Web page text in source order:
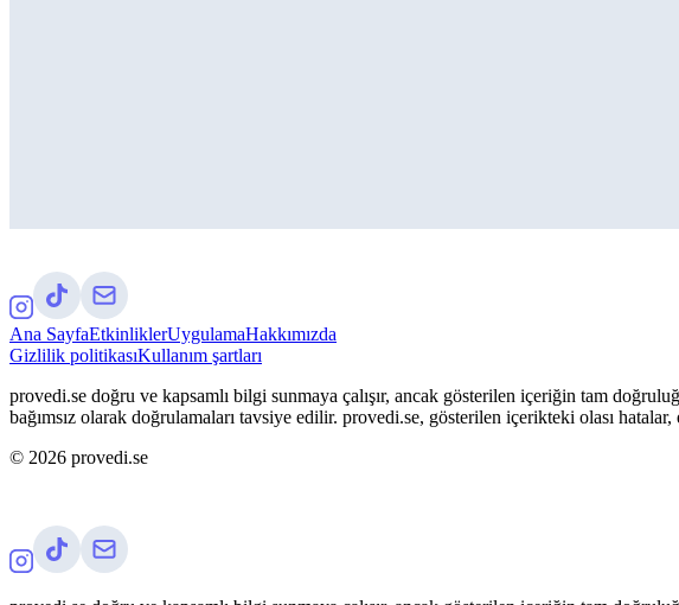
Ana SayfaEtkinliklerUygulamaHakkımızda
Gizlilik politikasıKullanım şartları
provedi.se doğru ve kapsamlı bilgi sunmaya çalışır, ancak gösterilen içeriğin tam
bağımsız olarak doğrulamaları tavsiye edilir. provedi.se, gösterilen içerikteki olası
© 2026 provedi.se